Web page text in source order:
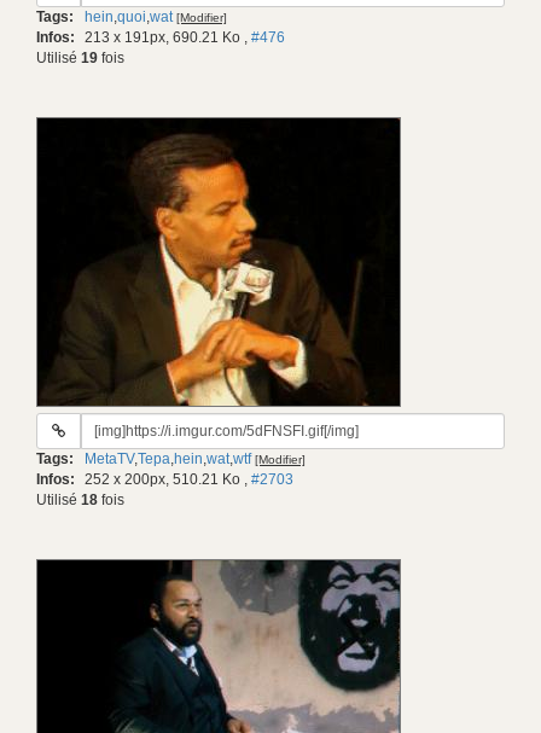
gif:
Tags: hein,quoi,wat [Modifier]
Infos: 213 x 191px, 690.21 Ko , #476
Utilisé 19 fois
URL
gif:
Tags: MetaTV,Tepa,hein,wat,wtf [Modifier]
Infos: 252 x 200px, 510.21 Ko , #2703
Utilisé 18 fois